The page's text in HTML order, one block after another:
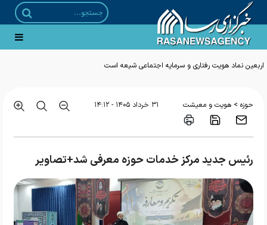
حوزه > هویت و معیشت ۳۱ خرداد ۱۴۰۵ - ۱۴:۱۲
رئیس جدید مرکز خدمات حوزه معرفی شد+تصاویر